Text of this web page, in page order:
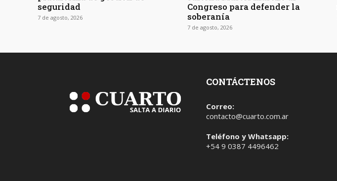
seguridad
7 de agosto, 2026
Congreso para defender la
soberanía
7 de agosto, 2026
CONTÁCTENOS
Correo:
contacto@cuarto.com.ar
Teléfono y Whatsapp:
+54 9 0387 4496462